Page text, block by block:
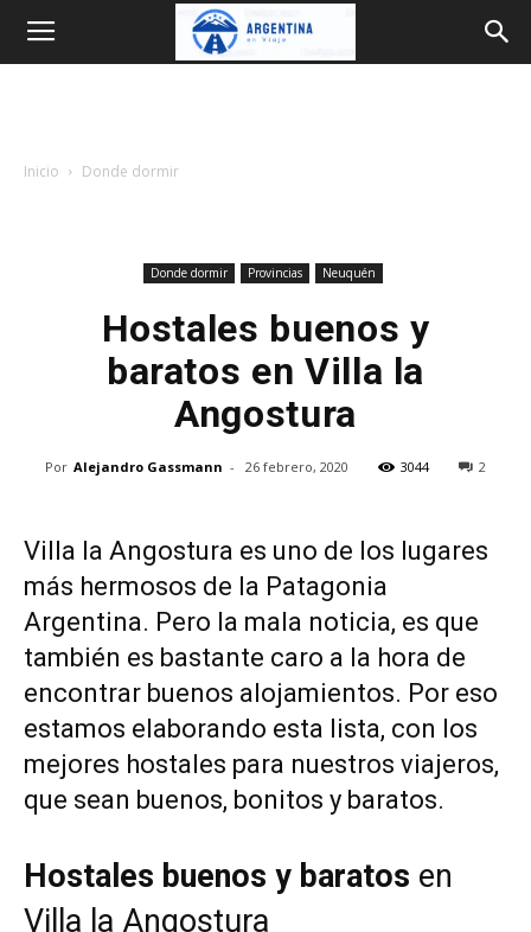
Argentina
Inicio Donde dormir
Donde dormir Provincias Neuquén
Hostales buenos y
baratos en Villa la
Angostura
Por Alejandro Gassmann - 26 febrero, 2020 3044 2
Villa la Angostura es uno de los lugares
más hermosos de la Patagonia
Argentina. Pero la mala noticia, es que
también es bastante caro a la hora de
encontrar buenos alojamientos. Por eso
estamos elaborando esta lista, con los
mejores hostales para nuestros viajeros,
que sean buenos, bonitos y baratos.
Hostales buenos y baratos en
Villa la Angostura